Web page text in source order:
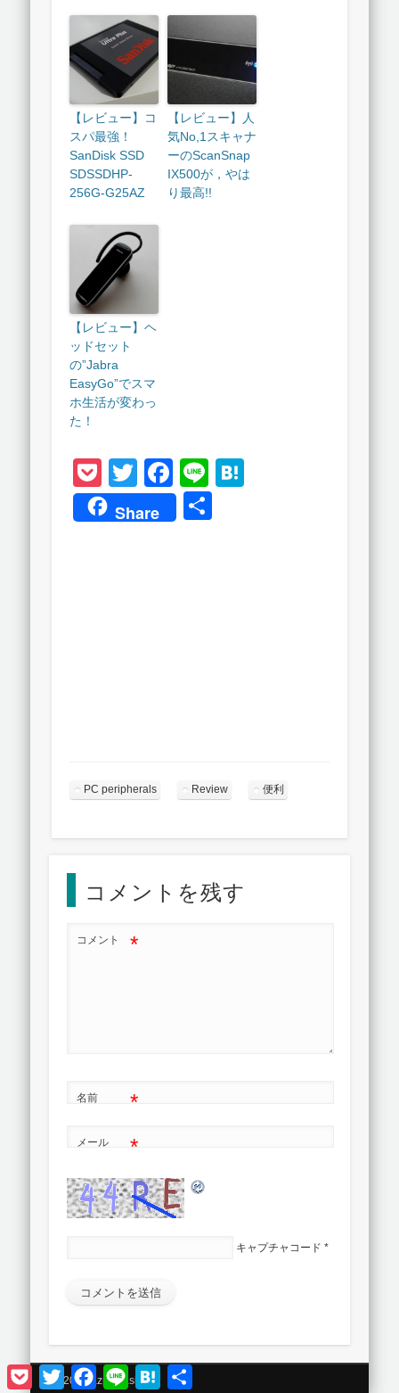
【レビュー】コ
スパ最強！
SanDisk SSD
SDSSDHP-
256G-G25AZ
【レビュー】人
気No,1スキャナ
ーのScanSnap
IX500が，やは
り最高!!
【レビュー】ヘ
ッドセット
の”Jabra
EasyGo”でスマ
ホ生活が変わっ
た！
Pocket
Twitter
Facebook
Line
Share
PC peripherals Review 便利
コメントを残す
コメント *
名前 *
メール *
キャプチャコード *
© 2026 azpek.asia
Pocket Twitter Facebook
Line Hatena